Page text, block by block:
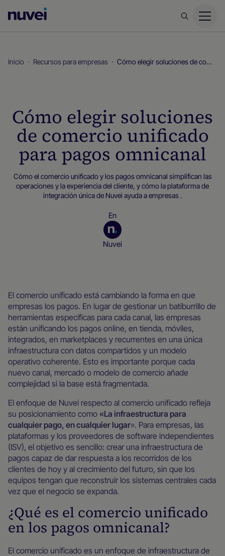
principal
Inicio Recursos para empresas Cómo elegir soluciones de comercio unificado para pagos omnicanal
Cómo elegir soluciones
de comercio unificado
para pagos omnicanal
Cómo el comercio unificado y los pagos omnicanal simplifican las
operaciones y la experiencia del cliente, y cómo la plataforma de
integración única de Nuvei ayuda a empresas .
En
Nuvei
El comercio unificado está cambiando la forma en que
empresas los pagos. En lugar de gestionar un batiburrillo de
herramientas específicas para cada canal, las empresas
están unificando los pagos online, en tienda, móviles,
integrados, en marketplaces y recurrentes en una única
infraestructura con datos compartidos y un modelo
operativo coherente. Esto es importante porque cada
nuevo canal, mercado o modelo de comercio añade
complejidad si la base está fragmentada.
El enfoque de Nuvei respecto al comercio unificado refleja
su posicionamiento como «La infraestructura para
cualquier pago, en cualquier lugar». Para empresas, las
plataformas y los proveedores de software independientes
(ISV), el objetivo es sencillo: crear una infraestructura de
pagos capaz de dar respuesta a los recorridos de los
clientes de hoy y al crecimiento del futuro, sin que los
equipos tengan que reconstruir los sistemas centrales cada
vez que el negocio se expanda.
¿Qué es el comercio unificado
en los pagos omnicanal?
El comercio unificado es un enfoque de infraestructura de